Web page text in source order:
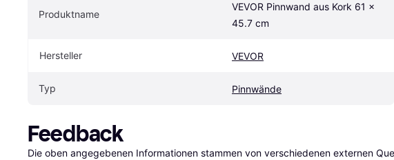
Produktname
VEVOR Pinnwand aus Kork 61 x
45.7 cm
Hersteller VEVOR
Typ Pinnwände
Feedback
Die oben angegebenen Informationen stammen von verschiedenen externen